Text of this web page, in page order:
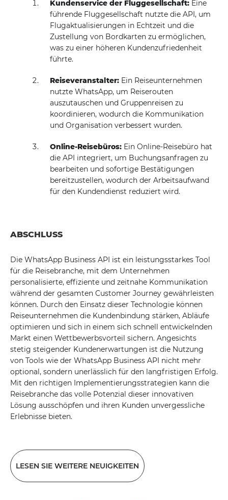
Kundenservice der Fluggesellschaft: Eine
führende Fluggesellschaft nutzte die API, um
Flugaktualisierungen in Echtzeit und die
Zustellung von Bordkarten zu ermöglichen,
was zu einer höheren Kundenzufriedenheit
führte.
Reiseveranstalter: Ein Reiseunternehmen
nutzte WhatsApp, um Reiserouten
auszutauschen und Gruppenreisen zu
koordinieren, wodurch die Kommunikation
und Organisation verbessert wurden.
Online-Reisebüros: Ein Online-Reisebüro hat
die API integriert, um Buchungsanfragen zu
bearbeiten und sofortige Bestätigungen
bereitzustellen, wodurch der Arbeitsaufwand
für den Kundendienst reduziert wird.
ABSCHLUSS
Die WhatsApp Business API ist ein leistungsstarkes Tool
für die Reisebranche, mit dem Unternehmen
personalisierte, effiziente und zeitnahe Kommunikation
während der gesamten Customer Journey gewährleisten
können. Durch den Einsatz dieser Technologie können
Reiseunternehmen die Kundenbindung stärken, Abläufe
optimieren und sich in einem sich schnell entwickelnden
Markt einen Wettbewerbsvorteil sichern. Angesichts
stetig steigender Kundenerwartungen ist die Nutzung
von Tools wie der WhatsApp Business API nicht mehr
optional, sondern unerlässlich für den langfristigen Erfolg.
Mit den richtigen Implementierungsstrategien kann die
Reisebranche das volle Potenzial dieser innovativen
Lösung ausschöpfen und ihren Kunden unvergessliche
Erlebnisse bieten.
LESEN SIE WEITERE NEUIGKEITEN